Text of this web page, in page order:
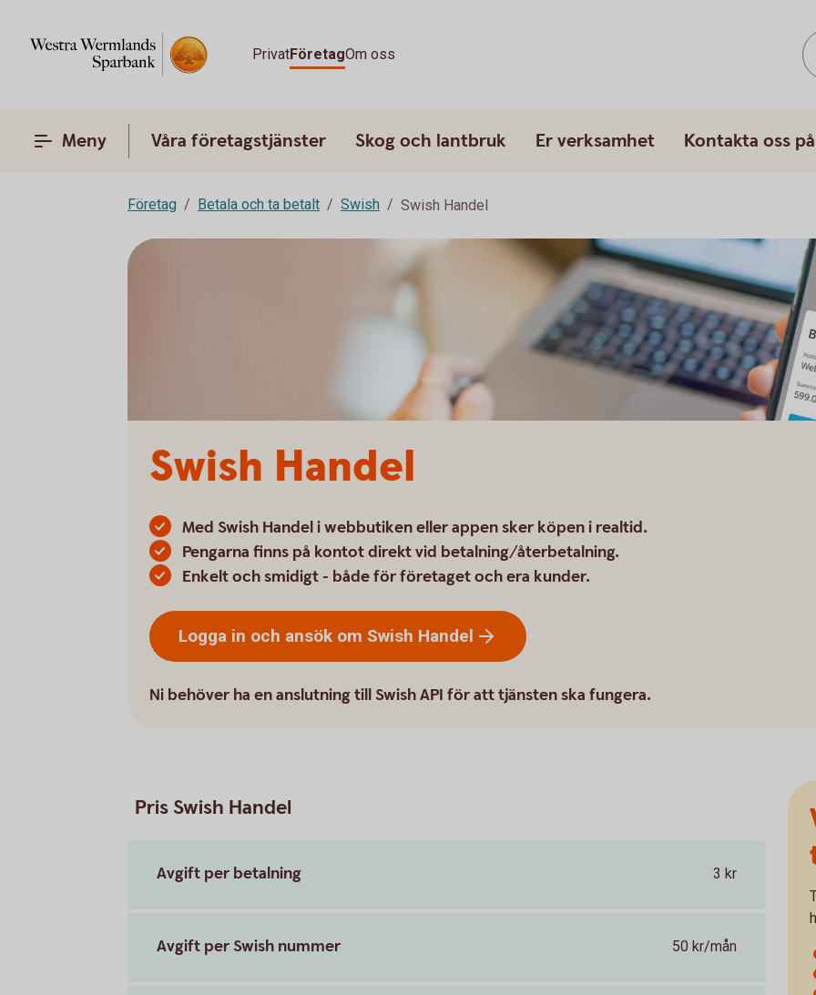
PrivatFöretagOm oss
Meny Våra företagstjänster Skog och lantbruk Er verksamhet Kontakta oss
Företag Betala och ta betalt Swish Swish Handel
Swish Handel
Med Swish Handel i webbutiken eller appen sker köpen i realtid.
Pengarna finns på kontot direkt vid betalning/återbetalning.
Enkelt och smidigt - både för företaget och era kunder.
Logga in och ansök om Swish Handel
Ni behöver ha en anslutning till Swish API för att tjänsten ska fungera.
Pris Swish Handel
Avgift per betalning 3 kr
Avgift per Swish nummer 50 kr/mån